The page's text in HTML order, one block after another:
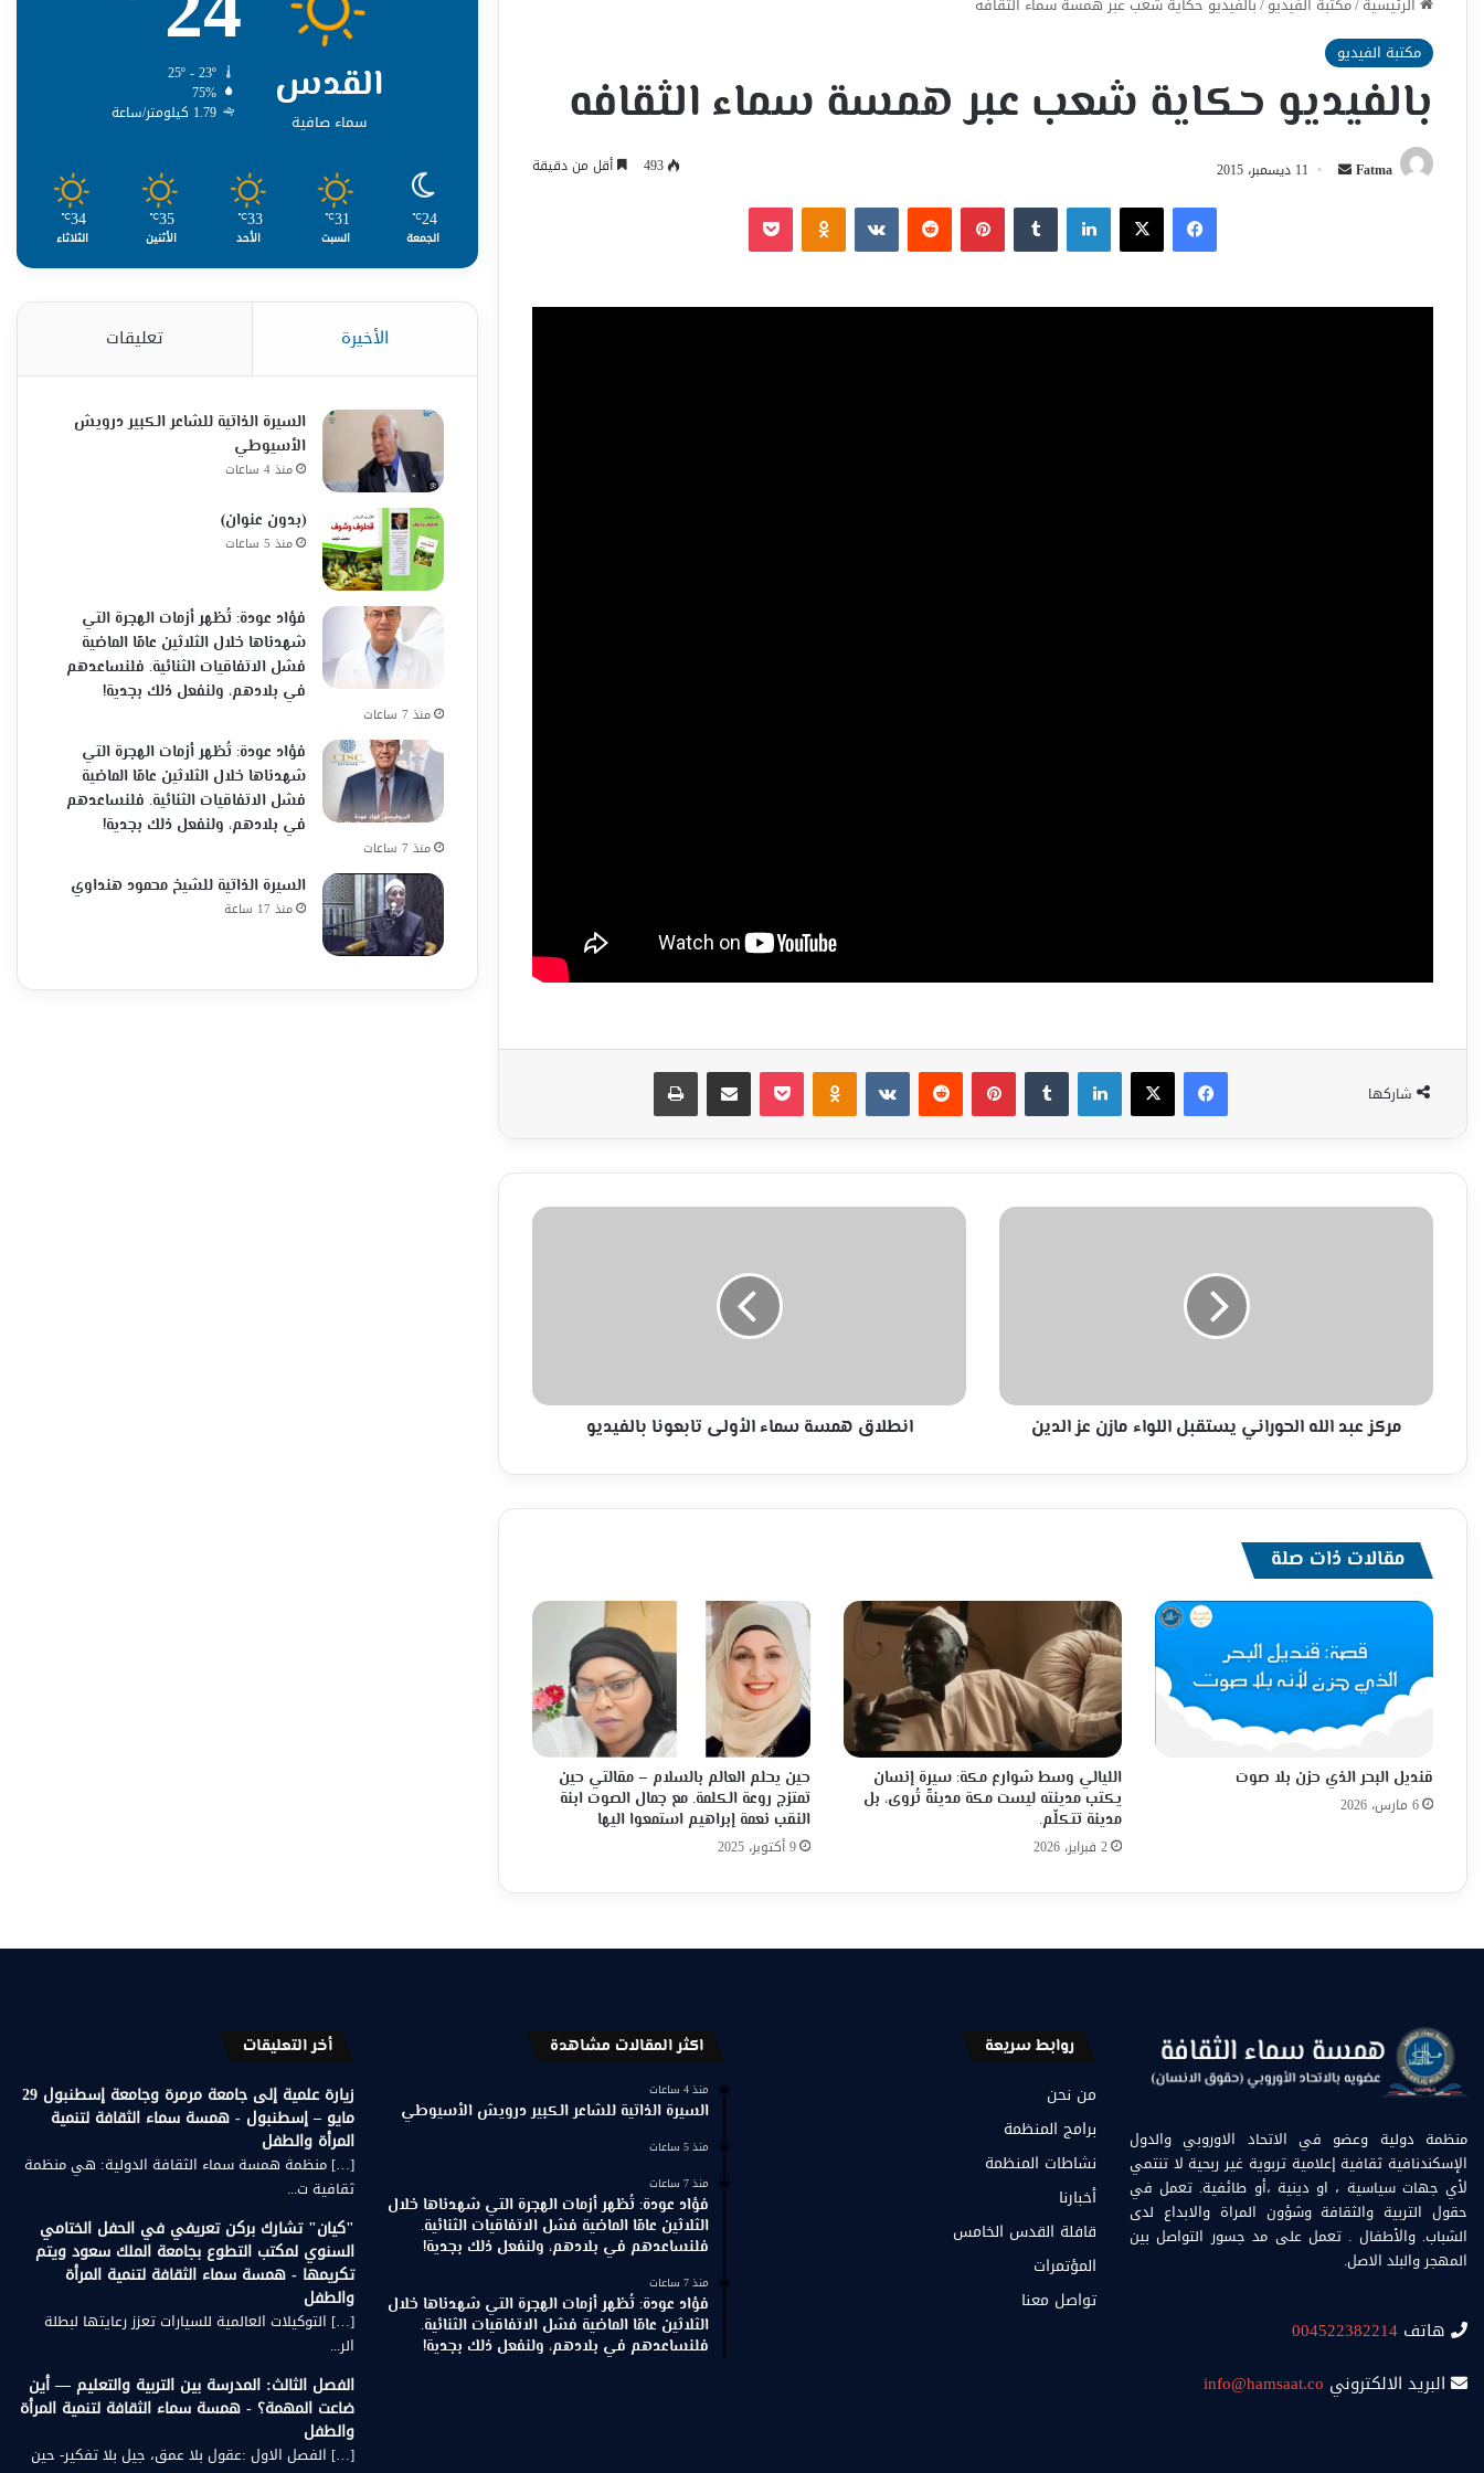
مكتبة الفيديو
بالفيديو حكاية شعب عبر همسة سماء الثقافه
Fatma
أرسل 11 ديسمبر، 2015 493 أقل من دقيقة
فيسبوك‫X لينكدإن بينتيريست Odnoklassniki
‫Pocket
شاركها
فيسبوك‫X لينكدإن بينتيريست Odnoklassniki
‫Pocket مشاركة عبر البريد طباعة
مركز
الدين
مركز عبد الله الحوراني يستقبل اللواء مازن عز الدين
انطلاق
انطلاق همسة سماء الأولى تابعونا بالفيديو
مقالات ذات صلة
قنديل البحر الذي حزن بلا صوت
6 مارس، 2026
الليالي وسط شوارع مكة: سيرة إنسان
يكتب مدينته ليست مكة مدينةً تُروى، بل
مدينة تتكلّم.
2 فبراير، 2026
حين يحلم العالم بالسلام – مقالتي حين
تمتزج روعة الكلمة. مع جمال الصوت ابنة
النقب نعمة إبراهيم استمعوا اليها
9 أكتوبر، 2025
القدس
سماء صافية
25º - 23º
75%
1.79 كيلومتر/ساعة
24
℃
الجمعة
31
℃
السبت
33
℃
الأحد
35
℃
الأثنين
34
℃
الثلاثاء
الأخيرة تعليقات
السيرة الذاتية للشاعر الكبير درويش
الأسيوطي
منذ 4 ساعات
(بدون عنوان)
منذ 5 ساعات
فؤاد عودة: تُظهر أزمات الهجرة التي
شهدناها خلال الثلاثين عامًا الماضية
فشل الاتفاقيات الثنائية. فلنساعدهم
في بلادهم، ولنفعل ذلك بجدية!
منذ 7 ساعات
فؤاد عودة: تُظهر أزمات الهجرة التي
شهدناها خلال الثلاثين عامًا الماضية
فشل الاتفاقيات الثنائية. فلنساعدهم
في بلادهم، ولنفعل ذلك بجدية!
منذ 7 ساعات
السيرة الذاتية للشيخ محمود هنداوي
منذ 17 ساعة
منظمة دولية وعضو في الاتحاد الاوروبي والدول
الإسكندنافية ثقافية إعلامية تربوية غير ربحية لا تنتمي
لأي جهات سياسية ، او دينية ،أو طائفية. تعمل في
حقول التربية والثقافة وشؤون المراة والابداع لدى
الشباب. والأطفال . تعمل على مد جسور التواصل بين
المهجر والبلد الاصل.
هاتف 004522382214
البريد الالكتروني info@hamsaat.co
روابط سريعة
من نحن
برامج المنظمة
نشاطات المنظمة
أخبارنا
قافلة القدس الخامس
المؤتمرات
تواصل معنا
اكثر المقالات مشاهدة
منذ 4 ساعات
السيرة الذاتية للشاعر الكبير درويش الأسيوطي
منذ 5 ساعات
منذ 7 ساعات
فؤاد عودة: تُظهر أزمات الهجرة التي شهدناها خلال
الثلاثين عامًا الماضية فشل الاتفاقيات الثنائية.
فلنساعدهم في بلادهم، ولنفعل ذلك بجدية!
منذ 7 ساعات
فؤاد عودة: تُظهر أزمات الهجرة التي شهدناها خلال
الثلاثين عامًا الماضية فشل الاتفاقيات الثنائية.
فلنساعدهم في بلادهم، ولنفعل ذلك بجدية!
أخر التعليقات
زيارة علمية إلى جامعة مرمرة وجامعة إسطنبول 29
مايو – إسطنبول - همسة سماء الثقافة لتنمية
المرأة والطفل
[…] منظمة همسة سماء الثقافة الدولية: هي منظمة
ثقافية ت...
"كيان" تشارك بركن تعريفي في الحفل الختامي
السنوي لمكتب التطوع بجامعة الملك سعود ويتم
تكريمها - همسة سماء الثقافة لتنمية المرأة
والطفل
[…] التوكيلات العالمية للسيارات تعزز رعايتها لبطلة
الر...
الفصل الثالث: المدرسة بين التربية والتعليم — أين
ضاعت المهمة؟ - همسة سماء الثقافة لتنمية المرأة
والطفل
[…] الفصل الاول :عقول بلا عمق، جيل بلا تفكير- حين